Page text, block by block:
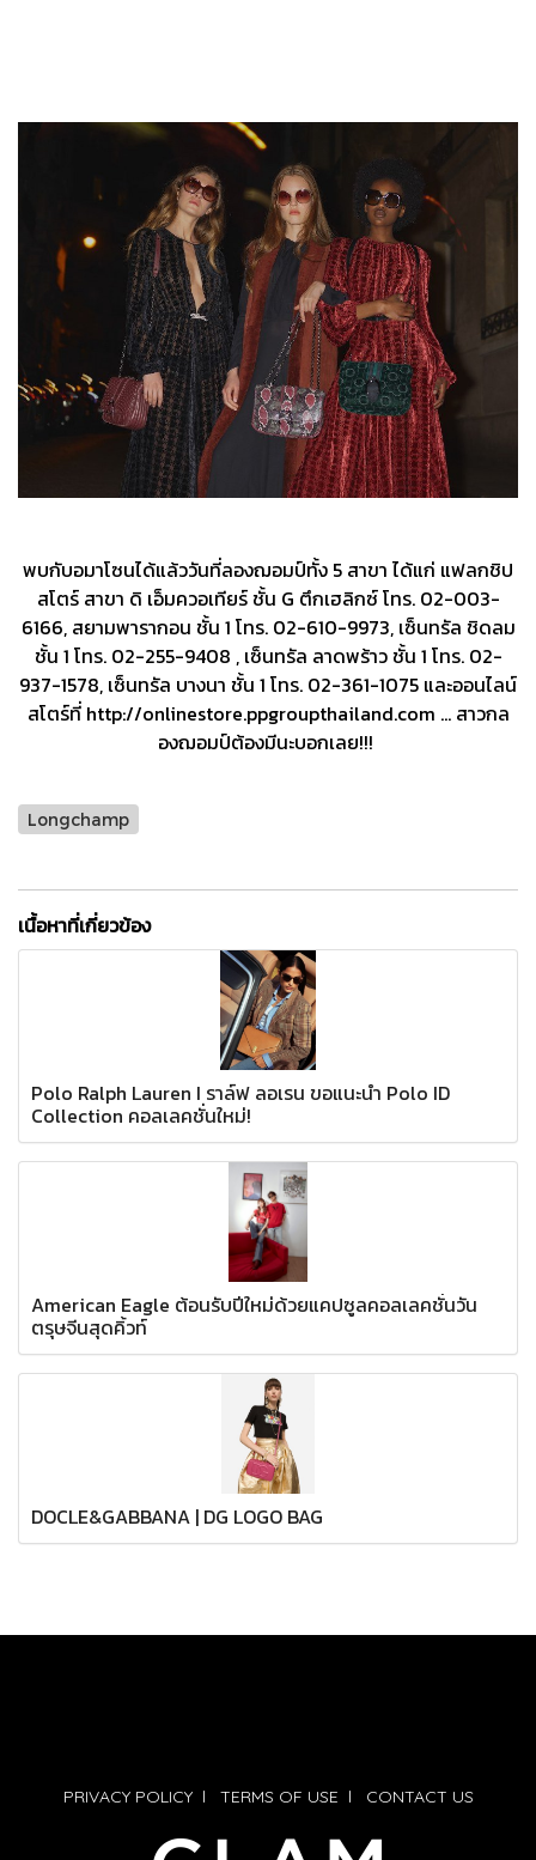
พบกับอมาโซนได้แล้ววันที่ลองฌอมป์ทั้ง 5 สาขา ได้แก่ แฟลกชิป
สโตร์ สาขา ดิ เอ็มควอเทียร์ ชั้น G ตึกเฮลิกซ์ โทร. 02-003-
6166, สยามพารากอน ชั้น 1 โทร. 02-610-9973, เซ็นทรัล ชิดลม
ชั้น 1 โทร. 02-255-9408 , เซ็นทรัล ลาดพร้าว ชั้น 1 โทร. 02-
937-1578, เซ็นทรัล บางนา ชั้น 1 โทร. 02-361-1075 และออนไลน์
สโตร์ที่ http://onlinestore.ppgroupthailand.com … สาวกล
องฌอมป์ต้องมีนะบอกเลย!!!
Longchamp
เนื้อหาที่เกี่ยวข้อง
Polo Ralph Lauren I ราล์ฟ ลอเรน ขอแนะนำ Polo ID
Collection คอลเลคชั่นใหม่!
American Eagle ต้อนรับปีใหม่ด้วยแคปซูลคอลเลคชั่นวัน
ตรุษจีนสุดคิ้วท์
DOCLE&GABBANA | DG LOGO BAG
PRIVACY POLICYl TERMS OF USE l CONTACT US